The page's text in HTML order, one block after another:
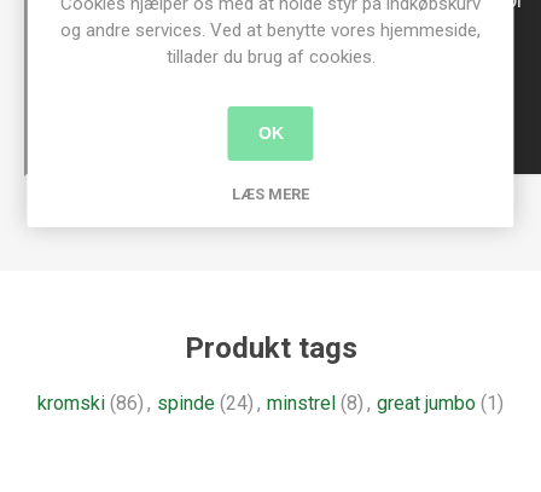
Produkt tags
kromski (86) , spinde (24) , minstrel (8) , great jumbo (1)
og andre services. Ved at benytte vores hjemmeside,
tillader du brug af cookies.
OK
LÆS MERE